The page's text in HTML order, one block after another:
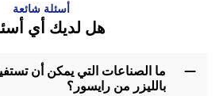
أسئلة شائعة
هل لديك أي
ما الصناعات التي يمكن أن
بالليزر من رايسور؟